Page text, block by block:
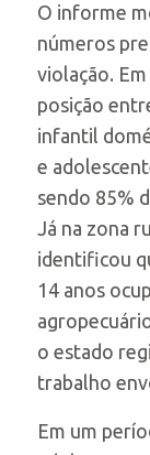
O informe
números
violação.
posição
infantil
e
sendo 85%
Já na zona
identificou
14 anos
o estado
trabalho
Em um